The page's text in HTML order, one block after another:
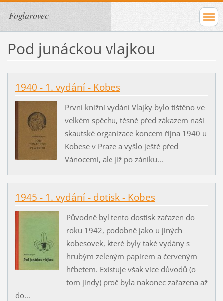
Foglarovec
Pod junáckou vlajkou
1940 - 1. vydání - Kobes
První knižní vydání Vlajky bylo tištěno ve
velkém spěchu, těsně před zákazem naší
skautské organizace koncem října 1940 u
Kobese v Praze a vyšlo ještě před
Vánocemi, ale již po zániku...
1945 - 1. vydání - dotisk - Kobes
Původně byl tento dostisk zařazen do
roku 1942, podobně jako u jiných
kobesovek, které byly také vydány s
hrubým zeleným papírem a červeným
hřbetem. Existuje však více důvodů (o
tom jindy) proč byla nakonec zařazena až
do...